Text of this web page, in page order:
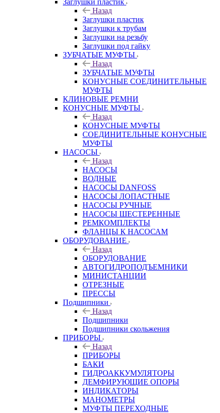
Заглушки пластик
Назад
Заглушки пластик
Заглушки к трубам
Заглушки на резьбу
Заглушки под гайку
ЗУБЧАТЫЕ МУФТЫ
Назад
ЗУБЧАТЫЕ МУФТЫ
КОНУСНЫЕ СОЕДИНИТЕЛЬНЫЕ
МУФТЫ
КЛИНОВЫЕ РЕМНИ
КОНУСНЫЕ МУФТЫ
Назад
КОНУСНЫЕ МУФТЫ
СОЕДИНИТЕЛЬНЫЕ КОНУСНЫЕ
МУФТЫ
НАСОСЫ
Назад
НАСОСЫ
ВОДНЫЕ
НАСОСЫ DANFOSS
НАСОСЫ ЛОПАСТНЫЕ
НАСОСЫ РУЧНЫЕ
НАСОСЫ ШЕСТЕРЕННЫЕ
РЕМКОМПЛЕКТЫ
ФЛАНЦЫ К НАСОСАМ
ОБОРУДОВАНИЕ
Назад
ОБОРУДОВАНИЕ
АВТОГИДРОПОДЪЕМНИКИ
МИНИСТАНЦИИ
ОТРЕЗНЫЕ
ПРЕССЫ
Подшипники
Назад
Подшипники
Подшипники скольжения
ПРИБОРЫ
Назад
ПРИБОРЫ
БАКИ
ГИДРОАККУМУЛЯТОРЫ
ДЕМФИРУЮЩИЕ ОПОРЫ
ИНДИКАТОРЫ
МАНОМЕТРЫ
МУФТЫ ПЕРЕХОДНЫЕ